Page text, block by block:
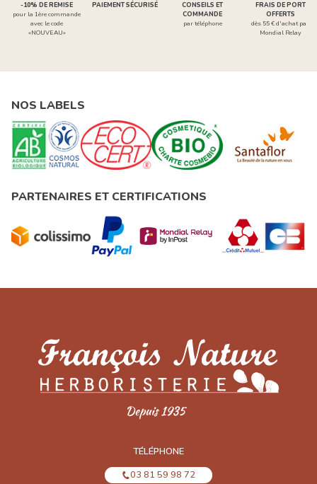
-10% DE REMISE
pour la 1ère commande
avec le code
«NOUVEAU»
PAIEMENT SÉCURISÉ
CONSEILS ET
COMMANDE
par téléphone
FRAIS DE PORT
OFFERTS
dès 55 € d'achat par
Mondial Relay
NOS LABELS
PARTENAIRES ET CERTIFICATIONS
TÉLÉPHONE
03 81 59 98 72